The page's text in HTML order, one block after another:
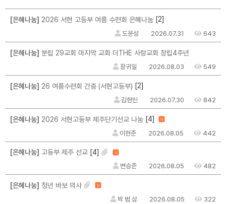
[은혜나눔] 2026 서현 고등부 여름 수련회 은혜나눔 [2]
도윤성 2026.07.31 643
[은혜나눔] 분립 29교회 마지막 교회 더THE 사랑교회 창립4주년
장귀일 2026.08.03 549
[은혜나눔] 26 여름수련회 간증 (서현고등부) [2]
김현민 2026.07.30 842
[은혜나눔] 2026 서현고등부 제주단기선교 나눔 [4] N
이현준 2026.08.05 442
[은혜나눔] 고등부 제주 선교 [4] N
변승준 2026.08.05 482
[은혜나눔] 청년 바보 의사 N
박 범 삼 2026.08.05 322